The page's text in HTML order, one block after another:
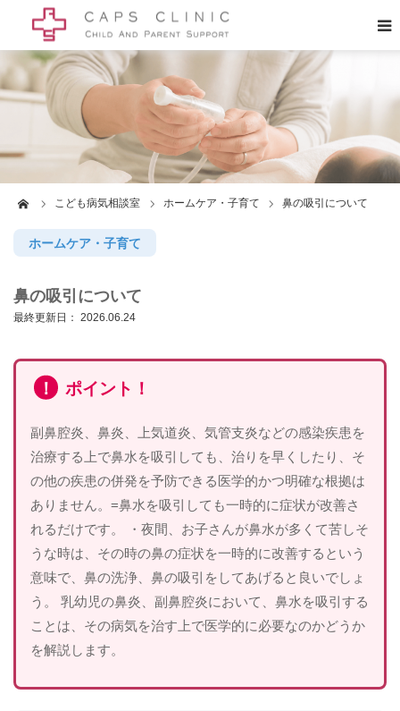
こども病気相談室 ホームケア・子育て 鼻の吸引について
ホームケア・子育て
鼻の吸引について
最終更新日： 2026.06.24
ポイント！
副鼻腔炎、鼻炎、上気道炎、気管支炎などの感染疾患を
治療する上で鼻水を吸引しても、治りを早くしたり、そ
の他の疾患の併発を予防できる医学的かつ明確な根拠は
ありません。=鼻水を吸引しても一時的に症状が改善さ
れるだけです。 ・夜間、お子さんが鼻水が多くて苦しそ
うな時は、その時の鼻の症状を一時的に改善するという
意味で、鼻の洗浄、鼻の吸引をしてあげると良いでしょ
う。 乳幼児の鼻炎、副鼻腔炎において、鼻水を吸引する
ことは、その病気を治す上で医学的に必要なのかどうか
を解説します。
CAPSとは
診療案内
クリニック一覧
こどもの病気・感染症